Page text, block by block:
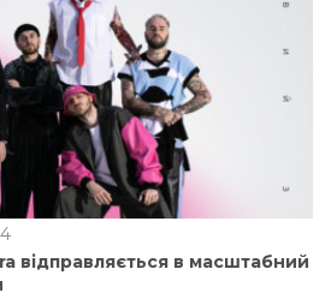
відправляється в масштабний